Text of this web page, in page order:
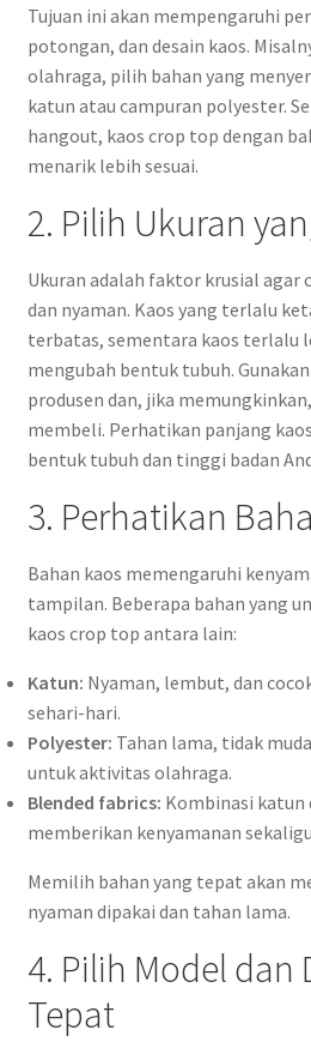
Tujuan ini akan mempengaruhi
potongan, dan desain kaos.
olahraga, pilih bahan yang
katun atau campuran polyester.
hangout, kaos crop top dengan
menarik lebih sesuai.
2. Pilih Ukuran
Ukuran adalah faktor krusial
dan nyaman. Kaos yang terlalu
terbatas, sementara kaos terlalu
mengubah bentuk tubuh.
produsen dan, jika
membeli. Perhatikan panjang
bentuk tubuh dan tinggi badan
3. Perhatikan
Bahan kaos memengaruhi
tampilan. Beberapa bahan yang
kaos crop top antara lain:
Katun: Nyaman, lembut, dan
sehari-hari.
Polyester: Tahan lama, tidak
untuk aktivitas olahraga.
Blended fabrics: Kombinasi katun
memberikan kenyamanan
Memilih bahan yang tepat akan
nyaman dipakai dan tahan lama.
4. Pilih Model dan
Tepat